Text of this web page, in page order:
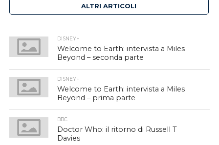
ALTRI ARTICOLI
DISNEY+
Welcome to Earth: intervista a Miles
Beyond – seconda parte
DISNEY+
Welcome to Earth: intervista a Miles
Beyond – prima parte
BBC
Doctor Who: il ritorno di Russell T
Davies